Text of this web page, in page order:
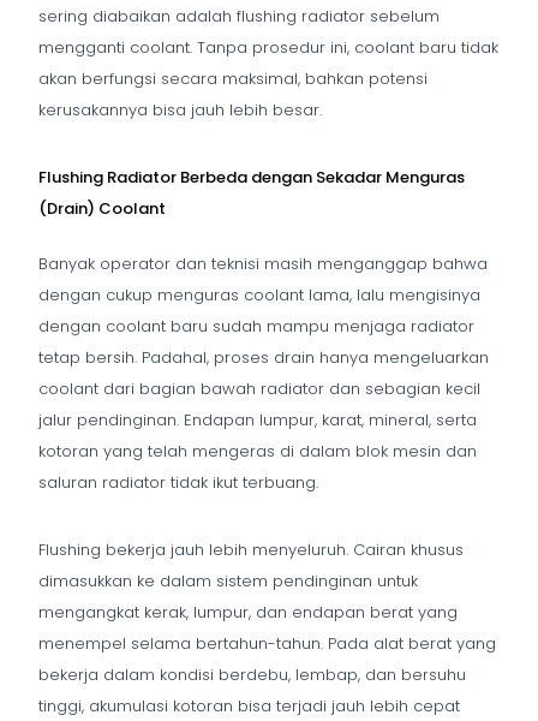
sering diabaikan adalah flushing radiator sebelum
mengganti coolant. Tanpa prosedur ini, coolant baru tidak
akan berfungsi secara maksimal, bahkan potensi
kerusakannya bisa jauh lebih besar.
Flushing Radiator Berbeda dengan Sekadar Menguras
(Drain) Coolant
Banyak operator dan teknisi masih menganggap bahwa
dengan cukup menguras coolant lama, lalu mengisinya
dengan coolant baru sudah mampu menjaga radiator
tetap bersih. Padahal, proses drain hanya mengeluarkan
coolant dari bagian bawah radiator dan sebagian kecil
jalur pendinginan. Endapan lumpur, karat, mineral, serta
kotoran yang telah mengeras di dalam blok mesin dan
saluran radiator tidak ikut terbuang.
Flushing bekerja jauh lebih menyeluruh. Cairan khusus
dimasukkan ke dalam sistem pendinginan untuk
mengangkat kerak, lumpur, dan endapan berat yang
menempel selama bertahun-tahun. Pada alat berat yang
bekerja dalam kondisi berdebu, lembap, dan bersuhu
tinggi, akumulasi kotoran bisa terjadi jauh lebih cepat